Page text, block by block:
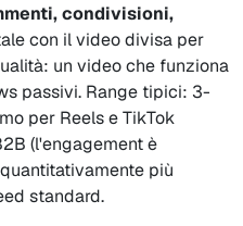
condivisioni,
con il video divisa per
un video che funziona
passivi. Range tipici: 3-
per Reels e TikTok
(l'engagement è
più
standard.